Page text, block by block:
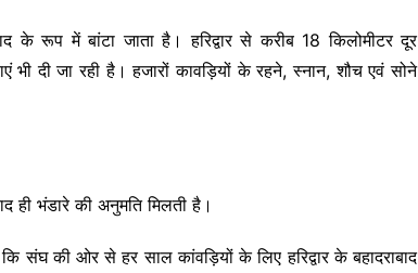
रूप में बांटा जाता है। हरिद्वार से करीब 18 किलोमीटर दूर
दी जा रही है। हजारों कावड़ियों के रहने, स्नान, शौच एवं सोने
ही भंडारे की अनुमति मिलती है।
संघ की ओर से हर साल कांवड़ियों के लिए हरिद्वार के बहादराबाद